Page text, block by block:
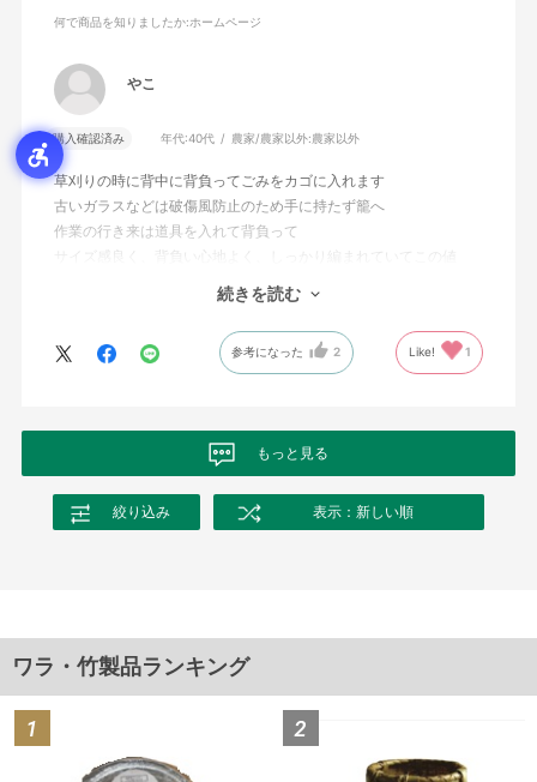
何で商品を知りましたか:ホームページ
やこ
購入確認済み 年代:40代 農家/農家以外:農家以外
草刈りの時に背中に背負ってごみをカゴに入れます
古いガラスなどは破傷風防止のため手に持たず籠へ
作業の行き来は道具を入れて背負って
サイズ感良く、背負い心地よく、しっかり編まれていてこの値
続きを読む
参考になった 2 Like! 1
もっと見る
絞り込み 表示：新しい順
ワラ・竹製品ランキング